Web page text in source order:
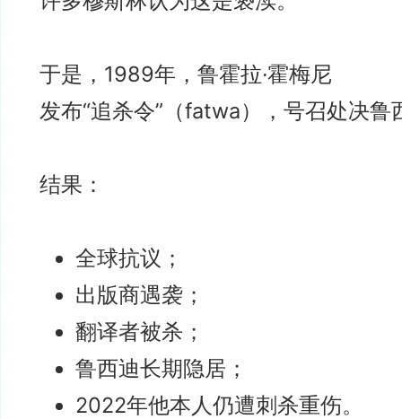
于是，1989年，鲁霍拉·霍梅尼
发布“追杀令”（fatwa），号召处决鲁
结果：
全球抗议；
出版商遇袭；
翻译者被杀；
鲁西迪长期隐居；
2022年他本人仍遭刺杀重伤。